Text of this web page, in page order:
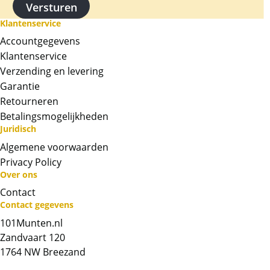
daarmee 7,78 gram zuiver goud. Dit komt
overeen met 1/4 oz.
Op de voorkant van deze staat een portret
van Stephanus Johannes Paulus (Paul) Kruger,
President van de Zuid-Afrikaanse Republiek
een Springbok.
De munten worden, op onze kosten, geleverd
in een plastic bijpassende capsule
Chat met ons
Klantenservice
Accountgegevens
Klantenservice
Verzending en levering
Garantie
Retourneren
Betalingsmogelijkheden
Juridisch
Algemene voorwaarden
Privacy Policy
Over ons
Contact
Contact gegevens
101Munten.nl
Zandvaart 120
1764 NW Breezand